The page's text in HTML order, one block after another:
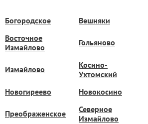
Богородское Вешняки
Восточное
Измайлово
Гольяново
Измайлово
Косино-
Ухтомский
Новогиреево Новокосино
Преображенское
Северное
Измайлово